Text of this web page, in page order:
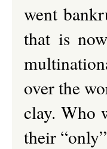
went
that is
over the
clay. Who
their